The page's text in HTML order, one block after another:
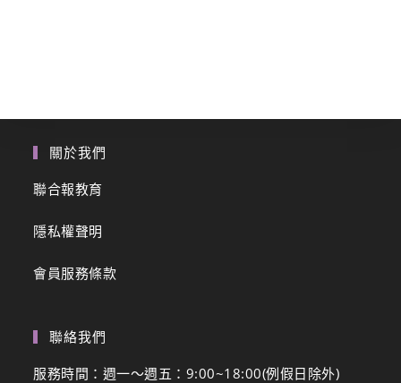
關於我們
聯合報教育
隱私權聲明
會員服務條款
聯絡我們
服務時間：週一～週五：9:00~18:00(例假日除外)